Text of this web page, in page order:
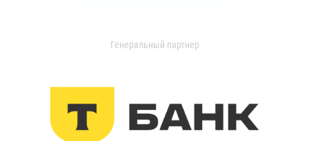
Генеральный партнер